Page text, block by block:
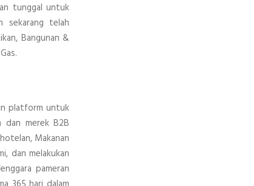
tunggal untuk
sekarang telah
Bangunan &
platform untuk
merek B2B
Makanan
dan melakukan
pameran